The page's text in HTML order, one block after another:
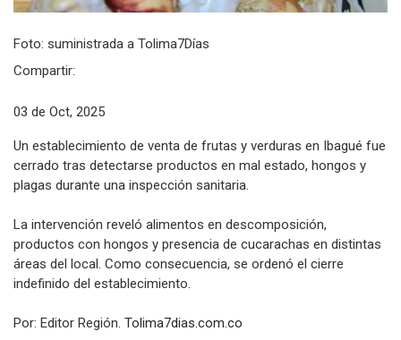
Foto: suministrada a Tolima7Días
Compartir:
03 de Oct, 2025
Un establecimiento de venta de frutas y verduras en Ibagué fue
cerrado tras detectarse productos en mal estado, hongos y
plagas durante una inspección sanitaria.
La intervención reveló alimentos en descomposición,
productos con hongos y presencia de cucarachas en distintas
áreas del local. Como consecuencia, se ordenó el cierre
indefinido del establecimiento.
Por: Editor Región. Tolima7dias.com.co